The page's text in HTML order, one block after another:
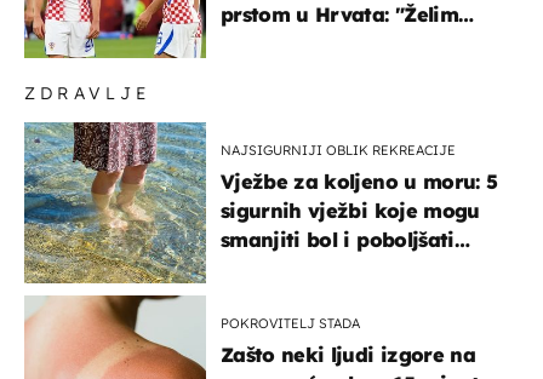
ZDRAVLJE
NAJSIGURNIJI OBLIK REKREACIJE
Vježbe za koljeno u moru: 5
sigurnih vježbi koje mogu
smanjiti bol i poboljšati
POKROVITELJ STADA
Zašto neki ljudi izgore na
prstom u Hrvata: "Želim